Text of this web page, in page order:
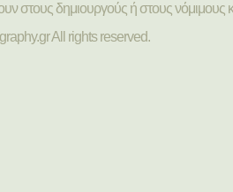
στους δημιουργούς ή στους νόμιμους
All rights reserved.